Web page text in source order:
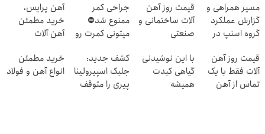
مسیر همراهی و
گزارش عملکرد
گروه اسنپ در
قیمت روز آهن
آلات ساختمانی و
صنعتی
جراحی کمر
ممنوع شد⛔
میتونی کمرت رو
کنی! 👈🏻
پرسش‌نامه
آهن پرایس،
خرید مطمئن
آهن آلات
قیمت روز آهن
آلات فقط با یک
تماس از آهن
با این نوشیدنی
گیاهی کبدت
همیشه
کشف جدید:
جلبک اسپیرولینا
پیری را متوقف
خرید مطمئن
انواع آهن و فولاد